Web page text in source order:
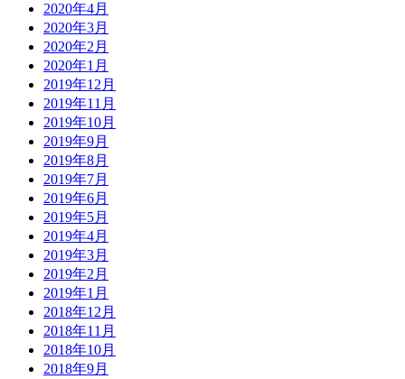
2020年4月
2020年3月
2020年2月
2020年1月
2019年12月
2019年11月
2019年10月
2019年9月
2019年8月
2019年7月
2019年6月
2019年5月
2019年4月
2019年3月
2019年2月
2019年1月
2018年12月
2018年11月
2018年10月
2018年9月